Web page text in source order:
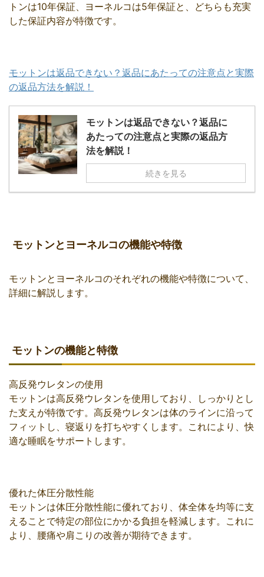
トンは10年保証、ヨーネルコは5年保証と、どちらも充実
した保証内容が特徴です。
モットンは返品できない？返品にあたっての注意点と実際
の返品方法を解説！
モットンは返品できない？返品に
あたっての注意点と実際の返品方
法を解説！
続きを見る
モットンとヨーネルコの機能や特徴
モットンとヨーネルコのそれぞれの機能や特徴について、
詳細に解説します。
モットンの機能と特徴
高反発ウレタンの使用
モットンは高反発ウレタンを使用しており、しっかりとし
た支えが特徴です。高反発ウレタンは体のラインに沿って
フィットし、寝返りを打ちやすくします。これにより、快
適な睡眠をサポートします。
優れた体圧分散性能
モットンは体圧分散性能に優れており、体全体を均等に支
えることで特定の部位にかかる負担を軽減します。これに
より、腰痛や肩こりの改善が期待できます。